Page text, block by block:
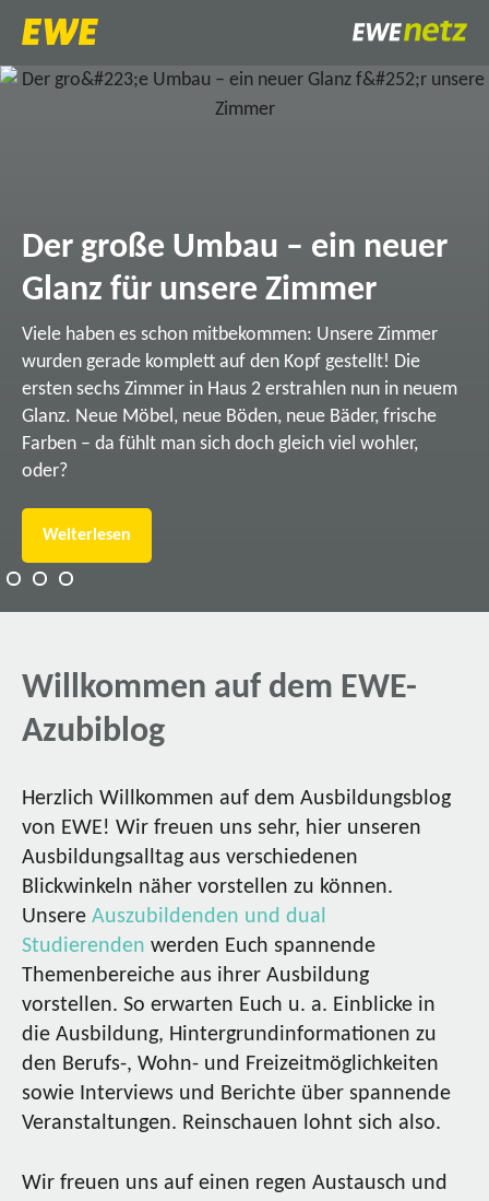
Der große Umbau – ein neuer
Glanz für unsere Zimmer
Viele haben es schon mitbekommen: Unsere Zimmer
wurden gerade komplett auf den Kopf gestellt! Die
ersten sechs Zimmer in Haus 2 erstrahlen nun in neuem
Glanz. Neue Möbel, neue Böden, neue Bäder, frische
Farben – da fühlt man sich doch gleich viel wohler,
oder?
Weiterlesen
Willkommen auf dem EWE-
Azubiblog
Herzlich Willkommen auf dem Ausbildungsblog
von EWE! Wir freuen uns sehr, hier unseren
Ausbildungsalltag aus verschiedenen
Blickwinkeln näher vorstellen zu können.
Unsere Auszubildenden und dual
Studierenden werden Euch spannende
Themenbereiche aus ihrer Ausbildung
vorstellen. So erwarten Euch u. a. Einblicke in
die Ausbildung, Hintergrundinformationen zu
den Berufs-, Wohn- und Freizeitmöglichkeiten
sowie Interviews und Berichte über spannende
Veranstaltungen. Reinschauen lohnt sich also.
Wir freuen uns auf einen regen Austausch und